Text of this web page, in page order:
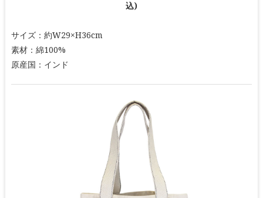
込)
サイズ：約W29×H36cm
素材：綿100%
原産国：インド